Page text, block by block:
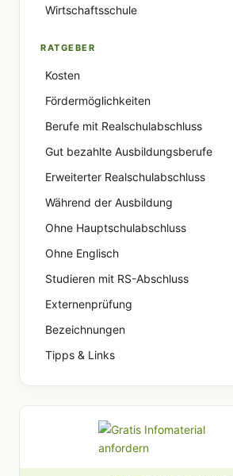
Wirtschaftsschule
RATGEBER
Kosten
Fördermöglichkeiten
Berufe mit Realschulabschluss
Gut bezahlte Ausbildungsberufe
Erweiterter Realschulabschluss
Während der Ausbildung
Ohne Hauptschulabschluss
Ohne Englisch
Studieren mit RS-Abschluss
Externenprüfung
Bezeichnungen
Tipps & Links